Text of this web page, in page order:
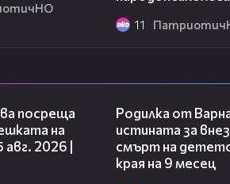
права, независимо от
Създадената от него
която стъпват
11
посреща
на
2026 |
Родилка от
истината за
смърт на
края на 9 месец